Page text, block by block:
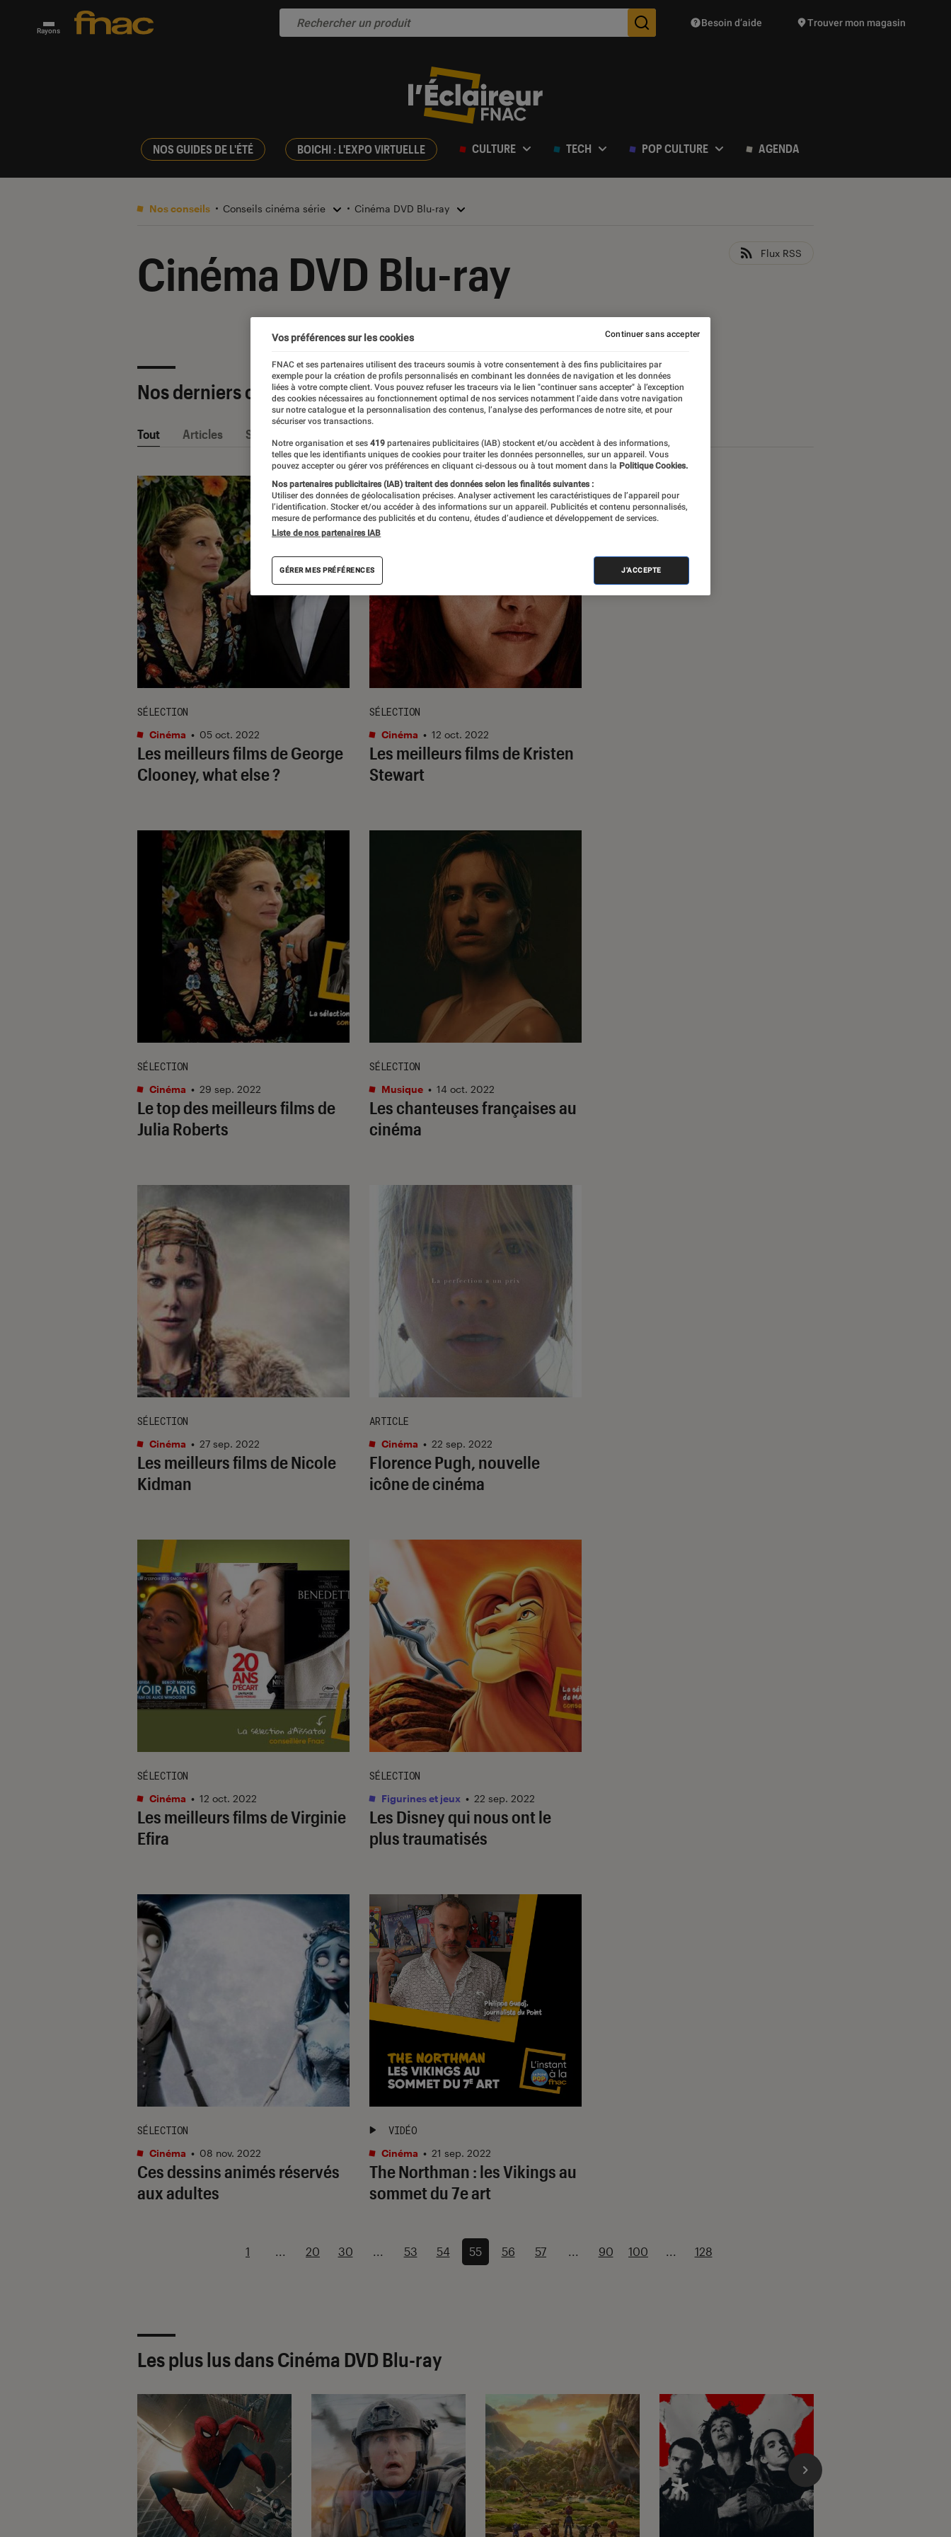
Rayons Des suggestions de produits vont vous être proposées
Besoin d’aide Trouver mon magasin
NOS GUIDES DE L'ÉTÉ BOICHI : L'EXPO VIRTUELLE CULTURE TECH POP CULTURE AGENDA
Nos conseils Conseils cinéma série Cinéma DVD Blu-ray
Cinéma DVD Blu-ray Flux RSS
Nos derniers contenus
Tout Articles Sélections et guides
Les meilleurs films de George
Clooney, what else ?
SÉLECTION
Cinéma • 05 oct. 2022
Les meilleurs films de Kristen
Stewart
SÉLECTION
Cinéma • 12 oct. 2022
Le top des meilleurs films de
Julia Roberts
SÉLECTION
Cinéma • 29 sep. 2022
Les chanteuses françaises au
cinéma
SÉLECTION
Musique • 14 oct. 2022
Les meilleurs films de Nicole
Kidman
SÉLECTION
Cinéma • 27 sep. 2022
Florence Pugh, nouvelle
icône de cinéma
ARTICLE
Cinéma • 22 sep. 2022
Les meilleurs films de Virginie
Efira
SÉLECTION
Cinéma • 12 oct. 2022
Les Disney qui nous ont le
plus traumatisés
SÉLECTION
Figurines et jeux • 22 sep. 2022
Ces dessins animés réservés
aux adultes
SÉLECTION
Cinéma • 08 nov. 2022
The Northman : les Vikings au
sommet du 7e art
VIDÉO
Cinéma • 21 sep. 2022
1 ... 20 30 ... 53 54 55 56 57 ... 90 100 ... 128
Les plus lus dans Cinéma DVD Blu-ray
Vos préférences sur les cookies
FNAC et ses partenaires utilisent des traceurs soumis à votre consentement à des fins publicitaires par
exemple pour la création de profils personnalisés en combinant les données de navigation et les données
liées à votre compte client. Vous pouvez refuser les traceurs via le lien "continuer sans accepter" à l’exception
des cookies nécessaires au fonctionnement optimal de nos services notamment l’aide dans votre navigation
sur notre catalogue et la personnalisation des contenus, l’analyse des performances de notre site, et pour
sécuriser vos transactions.
Notre organisation et ses 419 partenaires publicitaires (IAB) stockent et/ou accèdent à des informations,
telles que les identifiants uniques de cookies pour traiter les données personnelles, sur un appareil. Vous
pouvez accepter ou gérer vos préférences en cliquant ci-dessous ou à tout moment dans la Politique Cookies.
Nos partenaires publicitaires (IAB) traitent des données selon les finalités suivantes :
Utiliser des données de géolocalisation précises. Analyser activement les caractéristiques de l’appareil pour
l’identification. Stocker et/ou accéder à des informations sur un appareil. Publicités et contenu personnalisés,
mesure de performance des publicités et du contenu, études d’audience et développement de services.
Liste de nos partenaires IAB
GÉRER MES PRÉFÉRENCES J'ACCEPTE
Continuer sans accepter